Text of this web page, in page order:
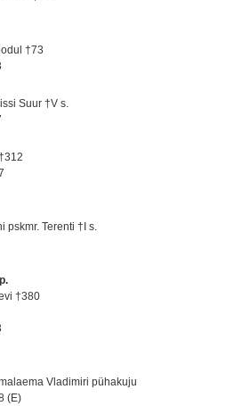
†73
Suur †V s.
pskmr. Terenti †I s.
†380
Vladimiri pühakuju
(E)